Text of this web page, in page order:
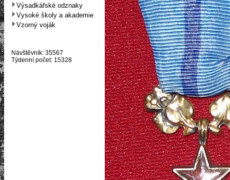
Výsadkářské odznaky
Vysoké školy a akademie
Vzorný voják
Návštěvník: 35567
Týdenní počet: 15328